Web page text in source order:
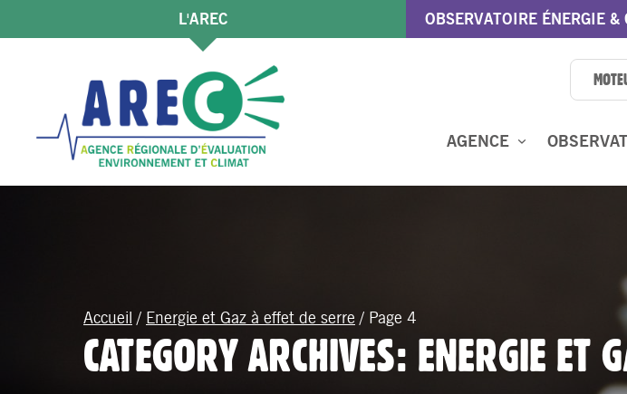
L'AREC OBSERVATOIRE ÉNERGIE &
AGENCE
Accueil / Energie et Gaz à effet de serre / Page 4
CATEGORY ARCHIVES: ENERGIE ET